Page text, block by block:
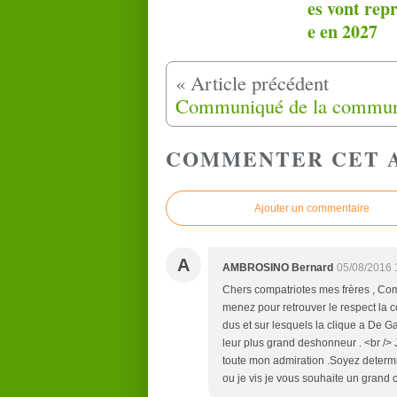
es vont
e en 2027
COMMENTER CET
Ajouter un commentaire
A AMBROSINO Bernard 05/08/2016
Chers compatriotes mes frères ,
menez pour retrouver le respect la
dus et sur lesquels la clique a De
leur plus grand deshonneur . <br /
toute mon admiration .Soyez
ou je vis je vous souhaite un grand